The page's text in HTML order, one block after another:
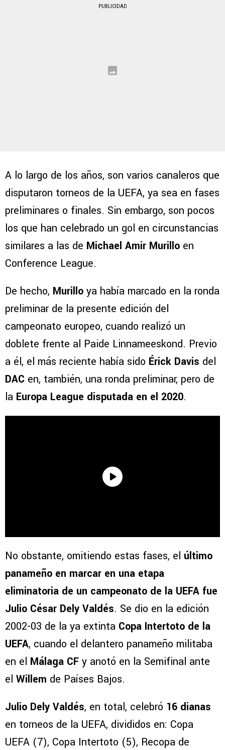
PUBLICIDAD
A lo largo de los años, son varios canaleros que
disputaron torneos de la UEFA, ya sea en fases
preliminares o finales. Sin embargo, son pocos
los que han celebrado un gol en circunstancias
similares a las de Michael Amir Murillo en
Conference League.
De hecho, Murillo ya había marcado en la ronda
preliminar de la presente edición del
campeonato europeo, cuando realizó un
doblete frente al Paide Linnameeskond. Previo
a él, el más reciente había sido Érick Davis del
DAC en, también, una ronda preliminar, pero de
la Europa League disputada en el 2020.
No obstante, omitiendo estas fases, el último
panameño en marcar en una etapa
eliminatoria de un campeonato de la UEFA fue
Julio César Dely Valdés. Se dio en la edición
2002-03 de la ya extinta Copa Intertoto de la
UEFA, cuando el delantero panameño militaba
en el Málaga CF y anotó en la Semifinal ante
el Willem de Países Bajos.
Julio Dely Valdés, en total, celebró 16 dianas
en torneos de la UEFA, divididos en: Copa
UEFA (7), Copa Intertoto (5), Recopa de